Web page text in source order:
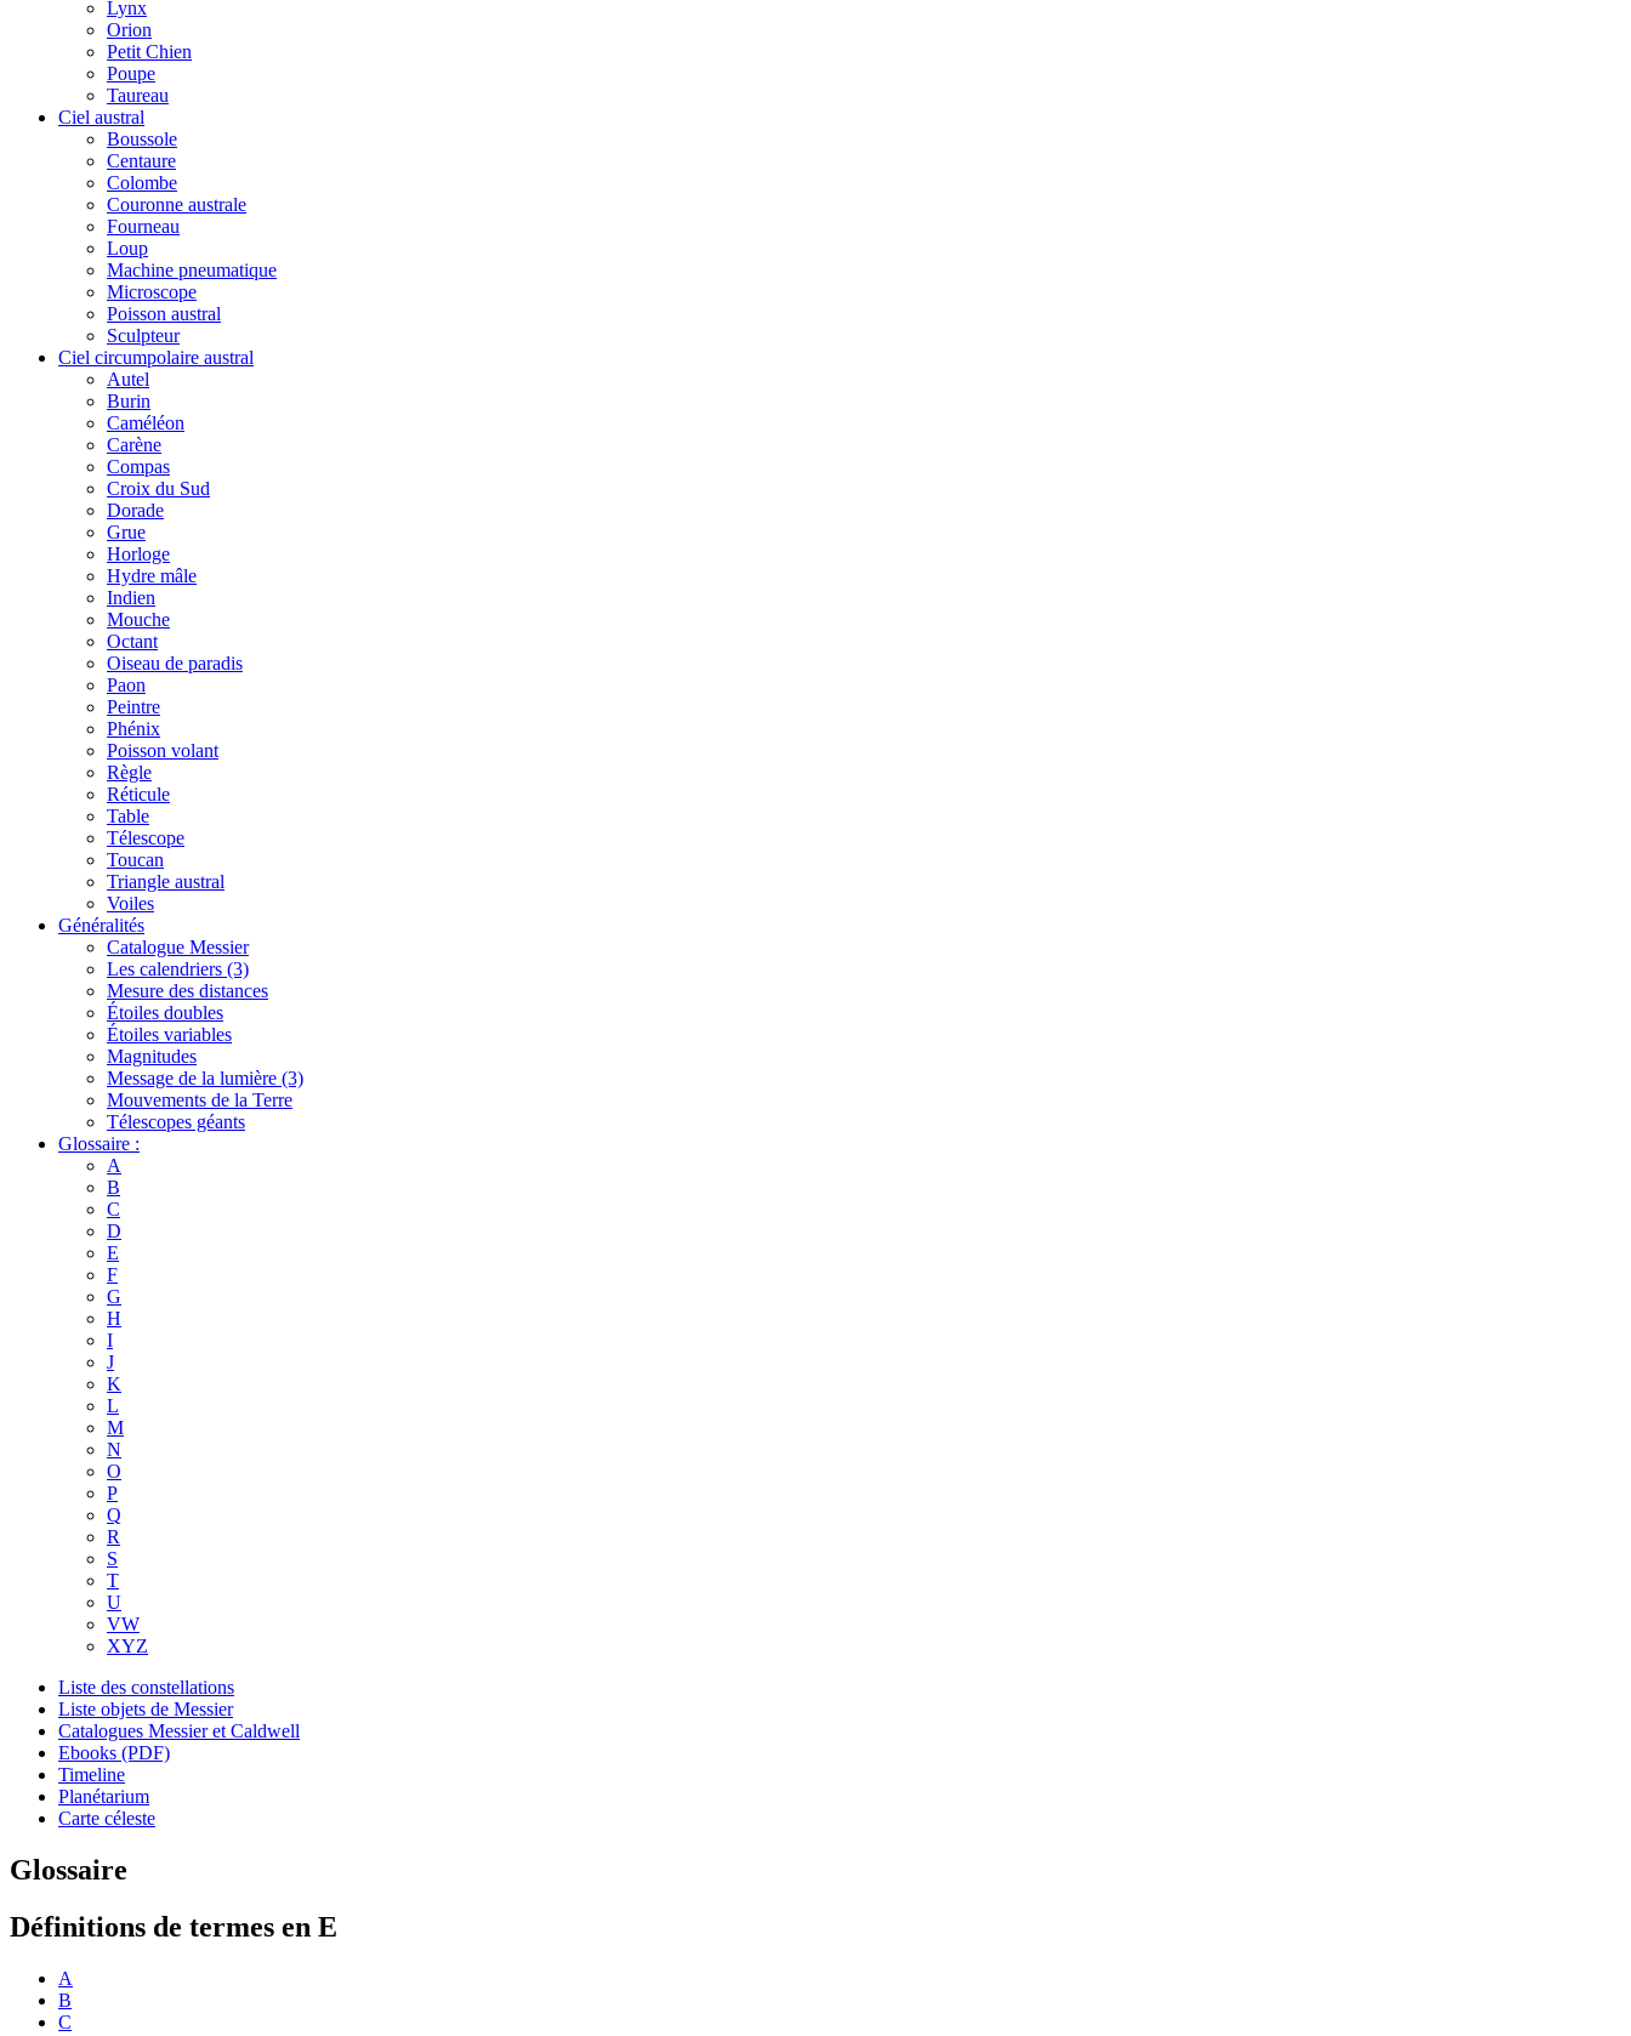
Lynx
Orion
Petit Chien
Poupe
Taureau
Ciel austral
Boussole
Centaure
Colombe
Couronne australe
Fourneau
Loup
Machine pneumatique
Microscope
Poisson austral
Sculpteur
Ciel circumpolaire austral
Autel
Burin
Caméléon
Carène
Compas
Croix du Sud
Dorade
Grue
Horloge
Hydre mâle
Indien
Mouche
Octant
Oiseau de paradis
Paon
Peintre
Phénix
Poisson volant
Règle
Réticule
Table
Télescope
Toucan
Triangle austral
Voiles
Généralités
Catalogue Messier
Les calendriers (3)
Mesure des distances
Étoiles doubles
Étoiles variables
Magnitudes
Message de la lumière (3)
Mouvements de la Terre
Télescopes géants
Glossaire :
A
B
C
D
E
F
G
H
I
J
K
L
M
N
O
P
Q
R
S
T
U
VW
XYZ
Liste des constellations
Liste objets de Messier
Catalogues Messier et Caldwell
Ebooks (PDF)
Timeline
Planétarium
Carte céleste
Glossaire
Définitions de termes en E
A
B
C